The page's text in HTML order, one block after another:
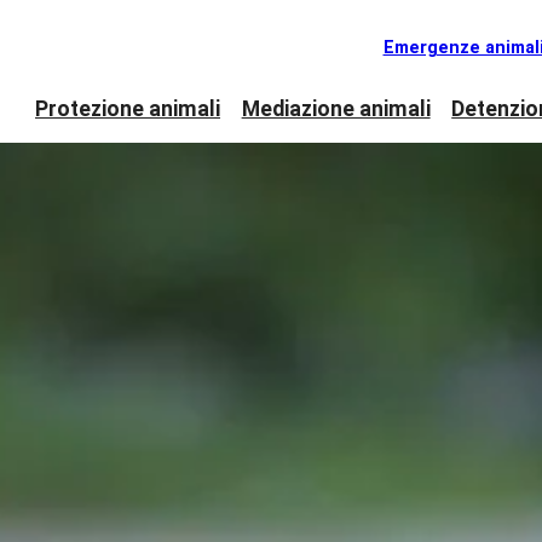
Emergenze animali
Protezione animali Mediazione animali